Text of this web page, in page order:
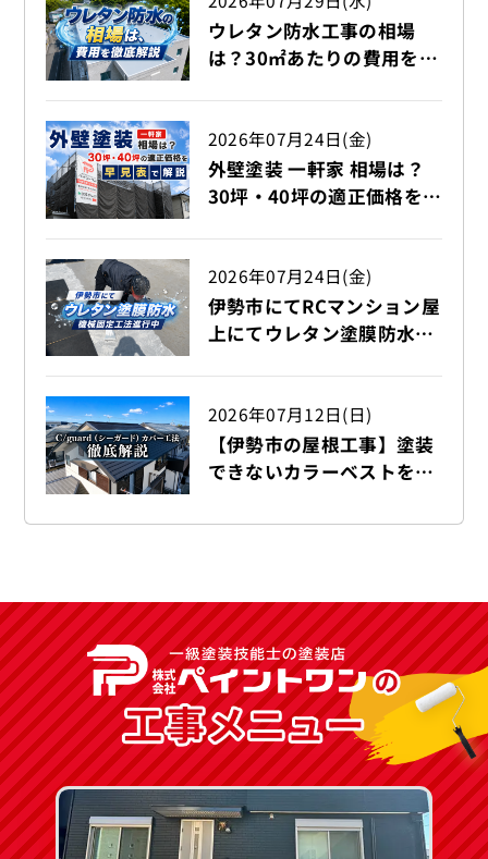
ウレタン防水工事の相場
は？30㎡あたりの費用を徹
2026年07月24日(金)
外壁塗装 一軒家 相場は？
30坪・40坪の適正価格を早
2026年07月24日(金)
伊勢市にてRCマンション屋
上にてウレタン塗膜防水機
2026年07月12日(日)
【伊勢市の屋根工事】塗装
できないカラーベストを
カバー工法 徹底解説！！